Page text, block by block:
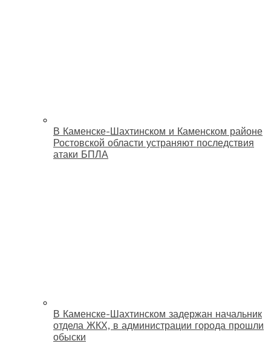
В Каменске-Шахтинском и Каменском районе
Ростовской области устраняют последствия
атаки БПЛА
В Каменске-Шахтинском задержан начальник
отдела ЖКХ, в администрации города прошли
обыски